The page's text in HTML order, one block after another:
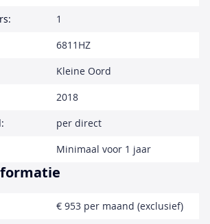
1
6811HZ
Kleine Oord
2018
per direct
Minimaal voor 1 jaar
€ 953 per maand (exclusief)